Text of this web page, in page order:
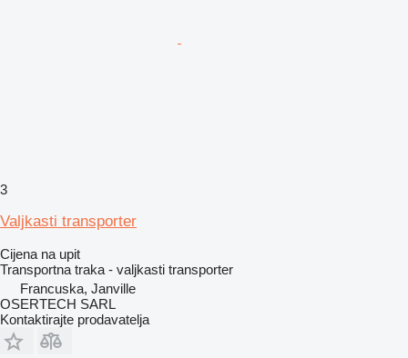
3
Valjkasti transporter
Cijena na upit
Transportna traka - valjkasti transporter
Francuska, Janville
OSERTECH SARL
Kontaktirajte prodavatelja